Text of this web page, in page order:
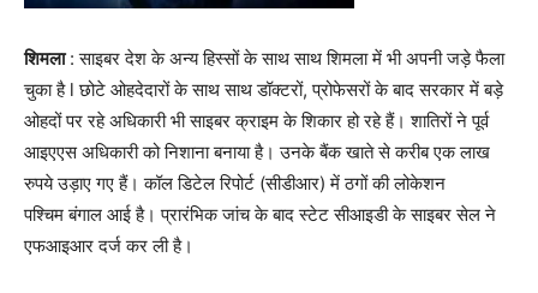
शिमला: साइबर देश के अन्य हिस्सों के साथ साथ शिमला में भी अपनी जड़े फैला
चुका है l छोटे ओहदेदारों के साथ साथ डॉक्टरों, प्रोफेसरों के बाद सरकार में बड़े
ओहदों पर रहे अधिकारी भी साइबर क्राइम के शिकार हो रहे हैं। शातिरों ने पूर्व
आइएएस अधिकारी को निशाना बनाया है। उनके बैंक खाते से करीब एक लाख
रुपये उड़ाए गए हैं। कॉल डिटेल रिपोर्ट (सीडीआर) में ठगों की लोकेशन
पश्चिम बंगाल आई है। प्रारंभिक जांच के बाद स्टेट सीआइडी के साइबर सेल ने
एफआइआर दर्ज कर ली है।